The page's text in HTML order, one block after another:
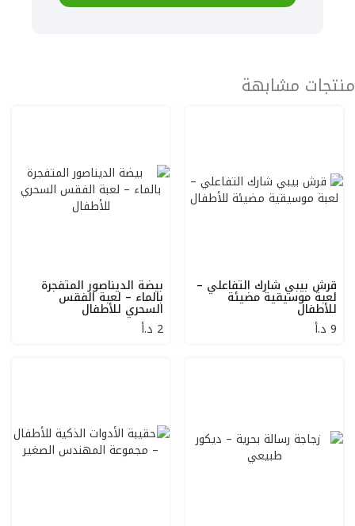
منتجات مشابهة
قرش بيبي شارك التفاعلي –
لعبة موسيقية مضيئة
للأطفال
9 د.أ
بيضة الديناصور المتفجرة
بالماء – لعبة الفقس
السحري للأطفال
2 د.أ